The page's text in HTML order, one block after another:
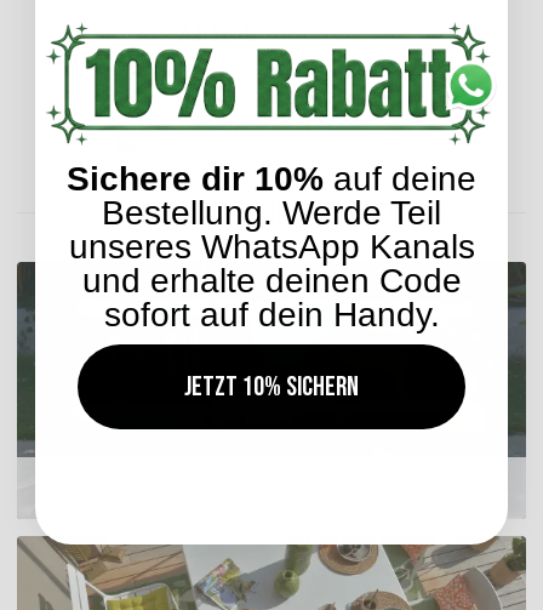
31,99 €
ENTDECKEN SIE UNSER SORTIMENT
Sichere dir 10% auf deine
Bestellung. Werde Teil
unseres WhatsApp Kanals
und erhalte deinen Code
sofort auf dein Handy.
Jetzt 10% sichern